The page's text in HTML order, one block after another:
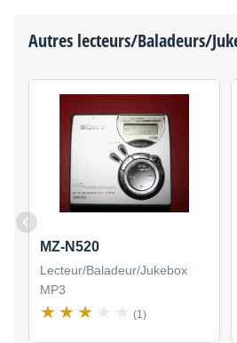
Autres lecteurs/Baladeurs/
MZ-N520
Lecteur/Baladeur/Jukebox
MP3
(1)